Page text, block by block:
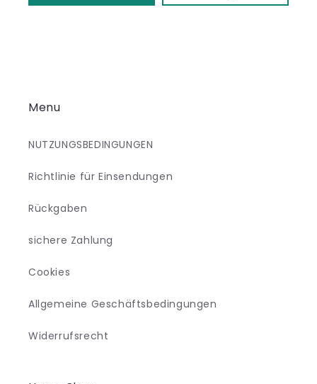
Menu
NUTZUNGSBEDINGUNGEN
Richtlinie für Einsendungen
Rückgaben
sichere Zahlung
Cookies
Allgemeine Geschäftsbedingungen
Widerrufsrecht